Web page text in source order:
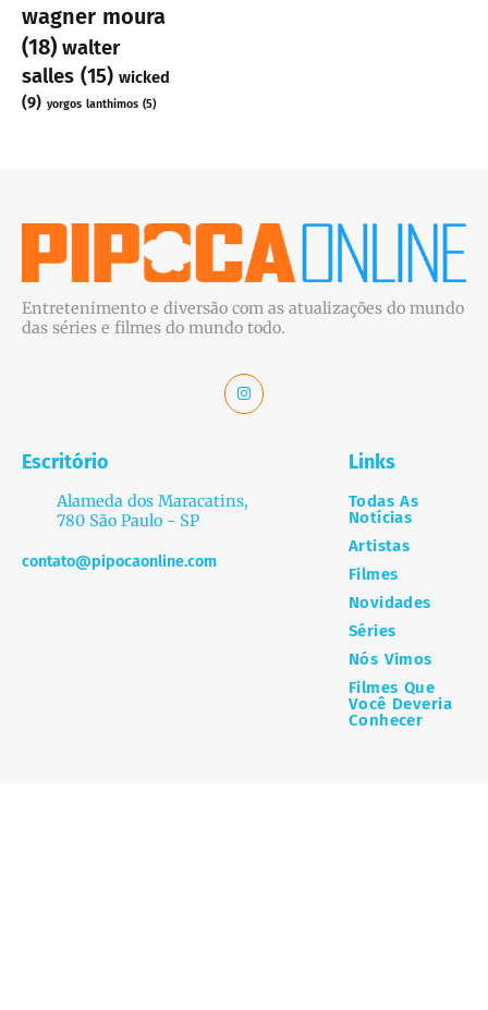
wagner moura
(18) walter
salles (15) wicked
(9) yorgos lanthimos (5)
Entretenimento e diversão com as atualizações do mundo
das séries e filmes do mundo todo.
Escritório
Alameda dos Maracatins,
780 São Paulo - SP
contato@pipocaonline.com
Links
Todas As
Notícias
Artistas
Filmes
Novidades
Séries
Nós Vimos
Filmes Que
Você Deveria
Conhecer